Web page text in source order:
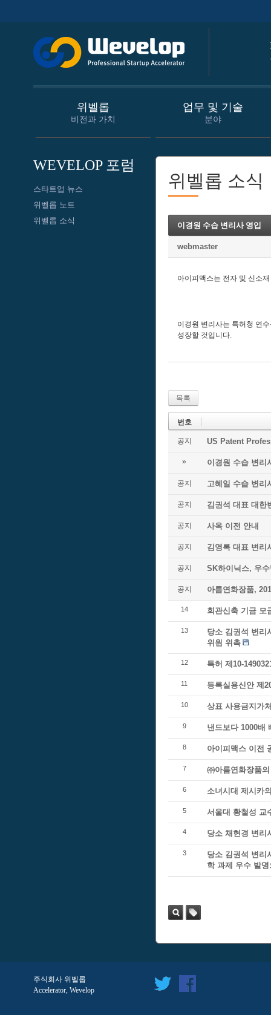
위벨롭
비전과 가치
업무 및 기술
분야
WEVELOP 포럼
스타트업 뉴스
위벨롭 노트
위벨롭 소식
위벨롭 소식
이경원 수습 변리사 영입
webmaster
아이피맥스는 전자 및 신소
이경원 변리사는 특허청 연
성장할 것입니다.
목록
번호
공지 US Patent
» 이경원 수습 변리
공지 고혜일 수습 변리
공지 김권석 대표 대한
공지 사옥 이전 안내
공지 김영록 대표 변리
공지 SK하이닉스, 우
공지 아름연화장품,
14 회관신축 기금 모
13
당소 김권석 변리
위원 위촉
12 특허 제10-
11 등록실용신안 제
10 상표 사용금지가
9 낸드보다 1000배
8 아이피맥스 이전
7 ㈜아름연화장품
6 소녀시대 제시카
5 서울대 황철성 교
4 당소 채현경 변리
3
당소 김권석 변리
학 과제 우수 발
주식회사 위벨롭
Accelerator, Wevelop